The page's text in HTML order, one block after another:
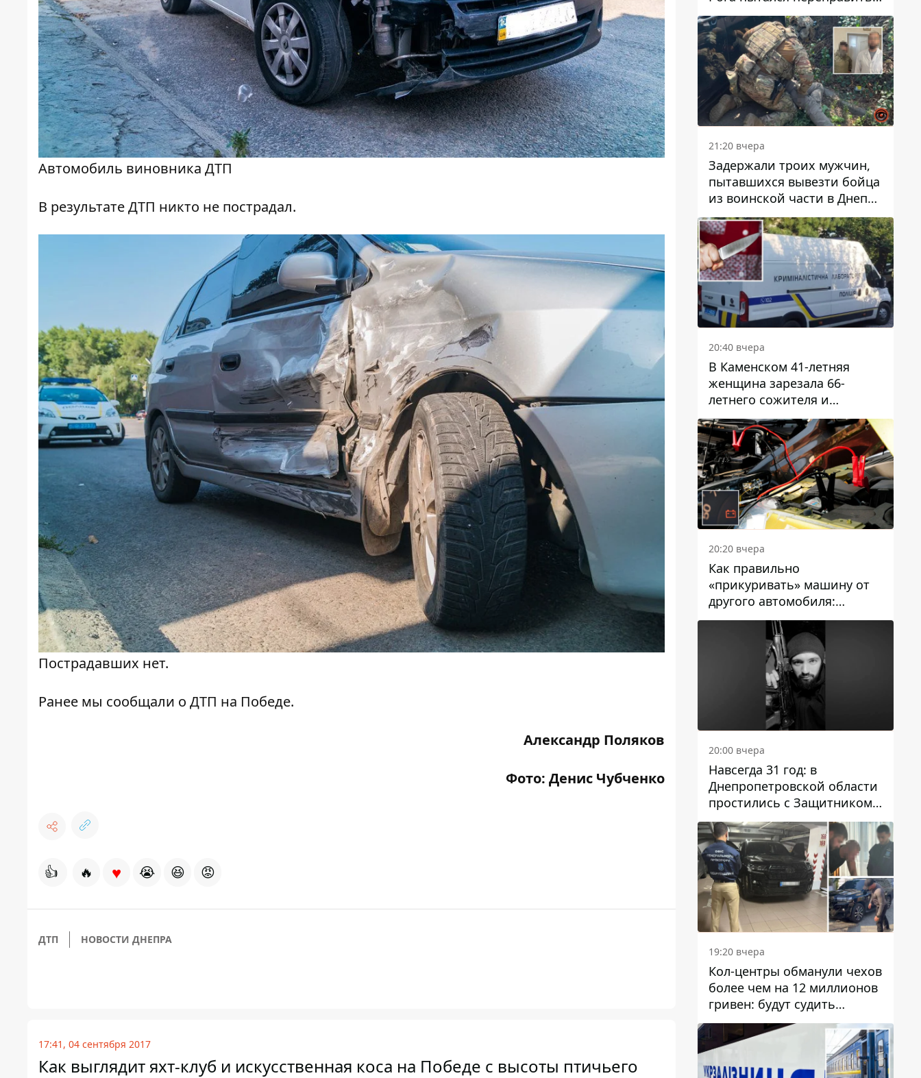
Автомобиль виновника ДТП
В результате ДТП никто не пострадал.
Пострадавших нет.
Ранее мы сообщали о ДТП на Победе.
Александр Поляков
Фото: Денис Чубченко
👍 🔥 ♥ 😭 😆 😡
ДТП НОВОСТИ ДНЕПРА
17:41, 04 сентября 2017
Как выглядит яхт-клуб и искусственная коса на Победе с высоты птичьего
мужчину в Словакию
21:20 вчера
Задержали троих мужчин,
пытавшихся вывезти бойца
из воинской части в Днепр
за 7 тысяч долларов: среди
них был врач
20:40 вчера
В Каменском 41-летняя
женщина зарезала 66-
летнего сожителя и
пыталась обмануть
полицейских
20:20 вчера
Как правильно
«прикуривать» машину от
другого автомобиля:
инструкция для водителей
20:00 вчера
Навсегда 31 год: в
Днепропетровской области
простились с Защитником
Александром Репиным
19:20 вчера
Кол-центры обманули чехов
более чем на 12 миллионов
гривен: будут судить
днепрянина,
организовавшего
транснациональную
преступную организацию